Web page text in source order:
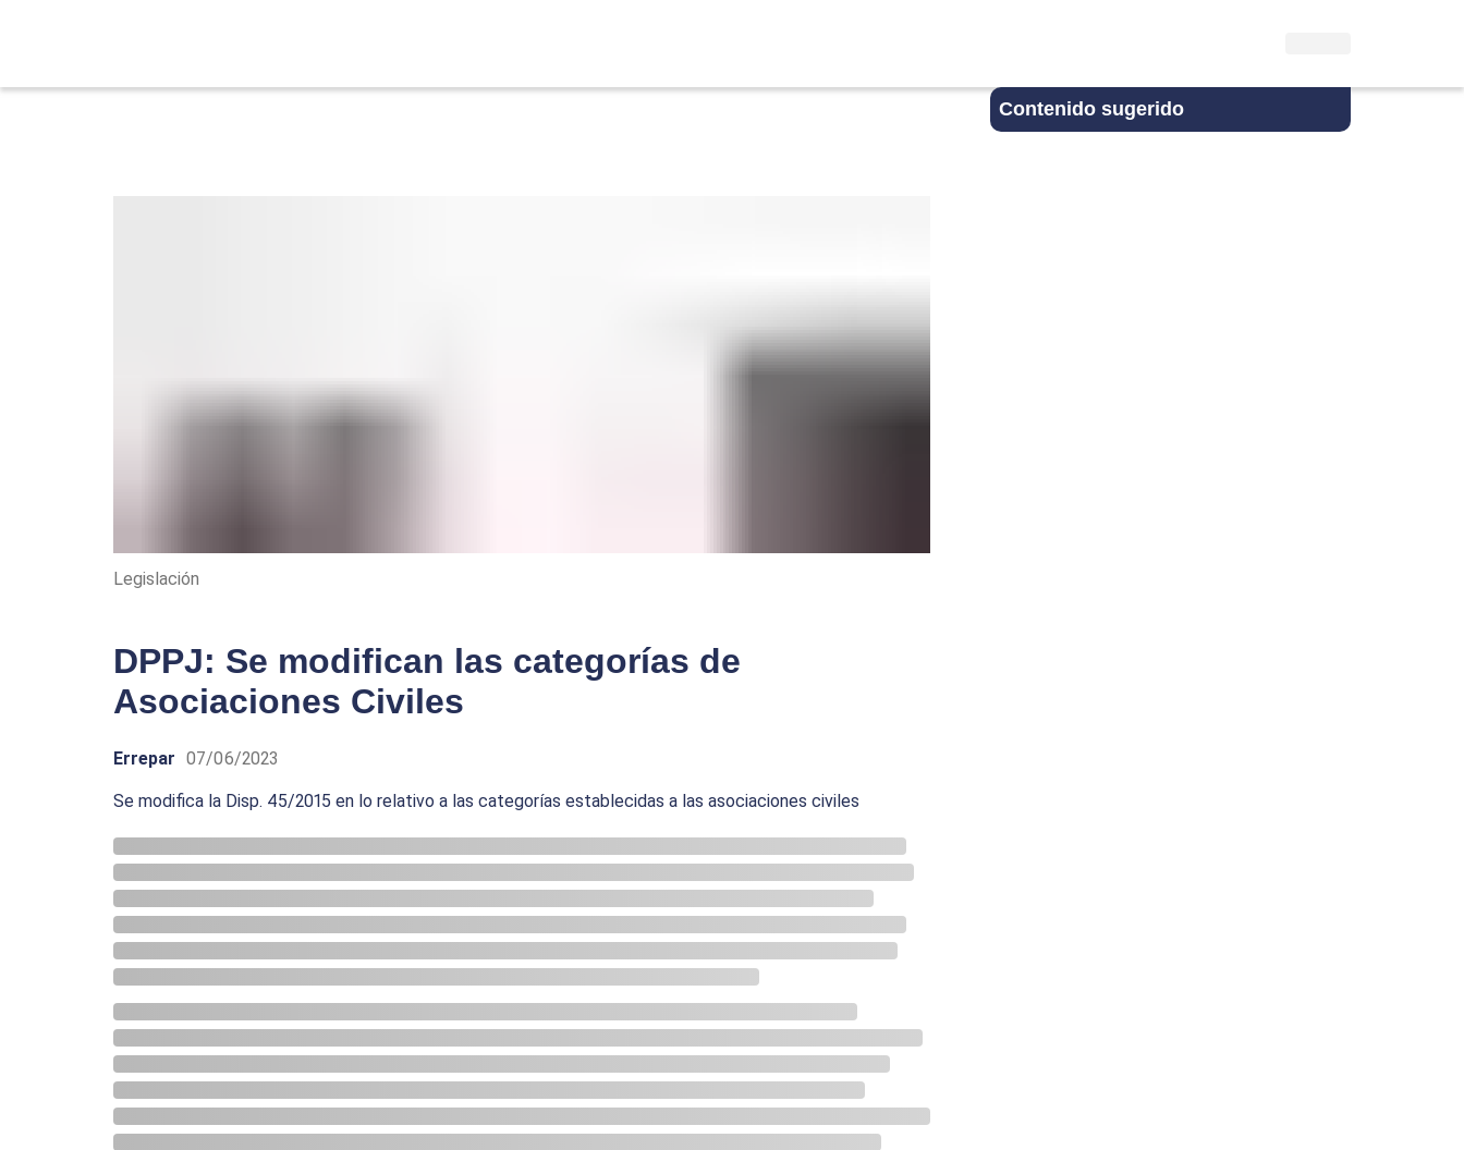
Contenido sugerido
Legislación
DPPJ: Se modifican las categorías de
Asociaciones Civiles
Errepar 07/06/2023
Se modifica la Disp. 45/2015 en lo relativo a las categorías establecidas a las asociaciones civiles